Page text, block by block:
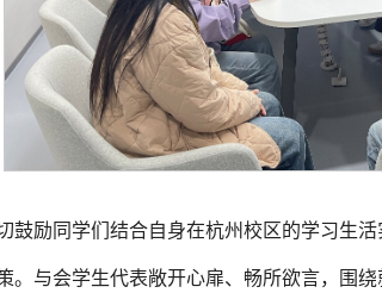
鼓励同学们结合自身在杭州校区的学习生
。与会学生代表敞开心扉、畅所欲言，围